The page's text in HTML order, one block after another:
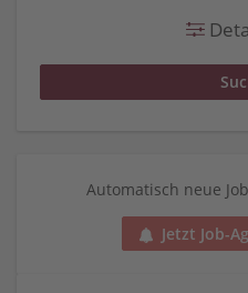
Automatisch neue
Jetzt Job-